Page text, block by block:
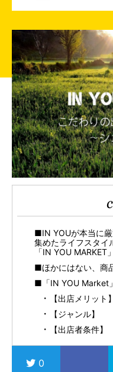
■IN YOUが本当に
集めたライフスタイ
「IN YOU MARKET」
■ほかにはない、商
■「IN YOU Market
【出店メリット】
【ジャンル】
【出店者条件】
0